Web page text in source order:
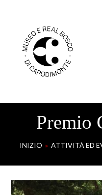
Premio
INIZIO » ATTIVITÀ ED